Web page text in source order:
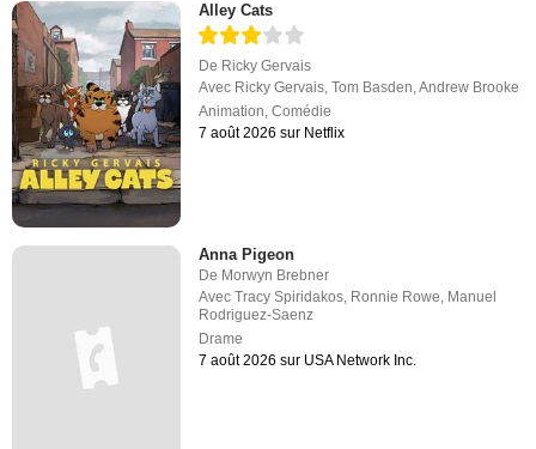
Alley Cats
De Ricky Gervais
Avec Ricky Gervais,Tom Basden,Andrew Brooke
Animation,Comédie
7 août 2026 sur Netflix
Anna Pigeon
De Morwyn Brebner
AvecTracy Spiridakos Ronnie Rowe Manuel
Rodriguez-Saenz
Drame
7 août 2026 sur USA Network Inc.